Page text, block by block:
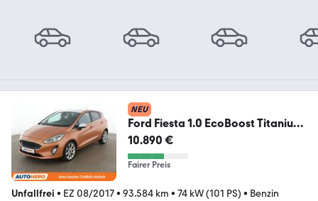
NEU
Ford Fiesta 1.0 EcoBoost Titanium
Aut.*NAVI*CAM*SHZ*
10.890 €
Fairer Preis
Unfallfrei • EZ 08/2017• 93.584 km • 74 kW (101 PS) • Benzin